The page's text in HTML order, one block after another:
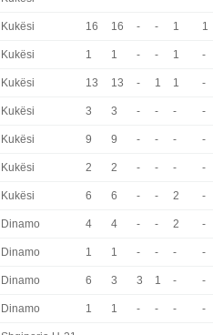
Kukësi 16 16 - - 1 1
Kukësi 1 1 - - 1 -
Kukësi 13 13 - 1 1 -
Kukësi 3 3 - - - -
Kukësi 9 9 - - - -
Kukësi 2 2 - - - -
Kukësi 6 6 - - 2 -
Dinamo 4 4 - - 2 -
Dinamo 1 1 - - - -
Dinamo 6 3 3 1 - -
Dinamo 1 1 - - - -